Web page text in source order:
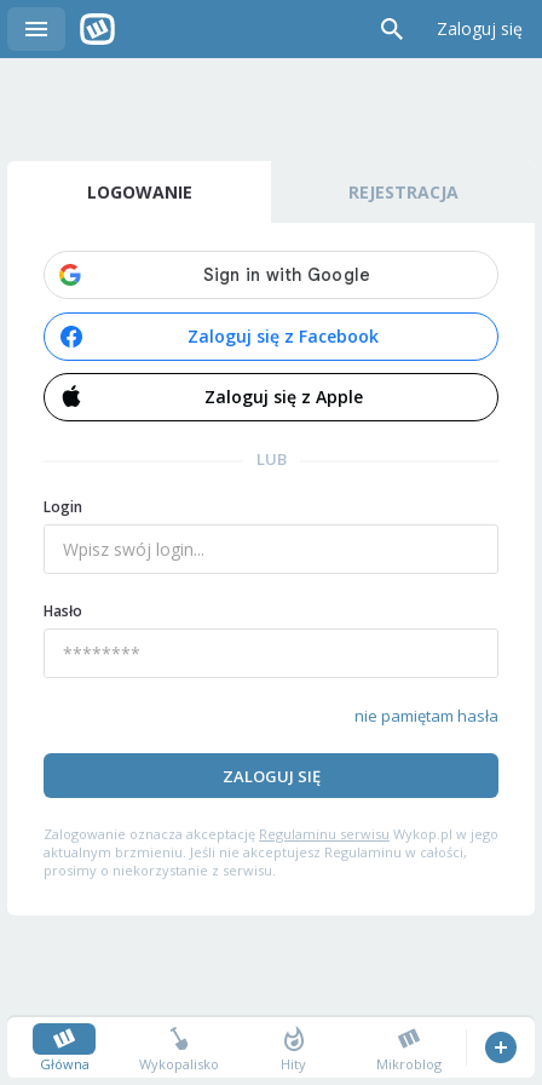
Zaloguj się
LOGOWANIE REJESTRACJA
Zaloguj się z Facebook
Zaloguj się z Apple
LUB
Login
Hasło
nie pamiętam hasła
ZALOGUJ SIĘ
Zalogowanie oznacza akceptację Regulaminu serwisu Wykop.pl w jego
aktualnym brzmieniu. Jeśli nie akceptujesz Regulaminu w całości,
prosimy o niekorzystanie z serwisu.
Główna Wykopalisko Hity Mikroblog